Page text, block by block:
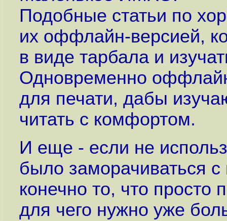
Подобные статьи по
их оффлайн-версией,
в виде тарбала и
Одновременно
для печати, дабы
читать с комфортом.
И еще - если не
было заморачиваться
конечно то, что просто
для чего нужно уже